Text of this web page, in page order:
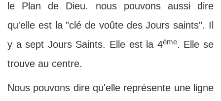
le Plan de Dieu. nous pouvons aussi dire
qu'elle est la "clé de voûte des Jours saints". Il
y a sept Jours Saints. Elle est la 4ème. Elle se
trouve au centre.
Nous pouvons dire qu'elle représente une ligne